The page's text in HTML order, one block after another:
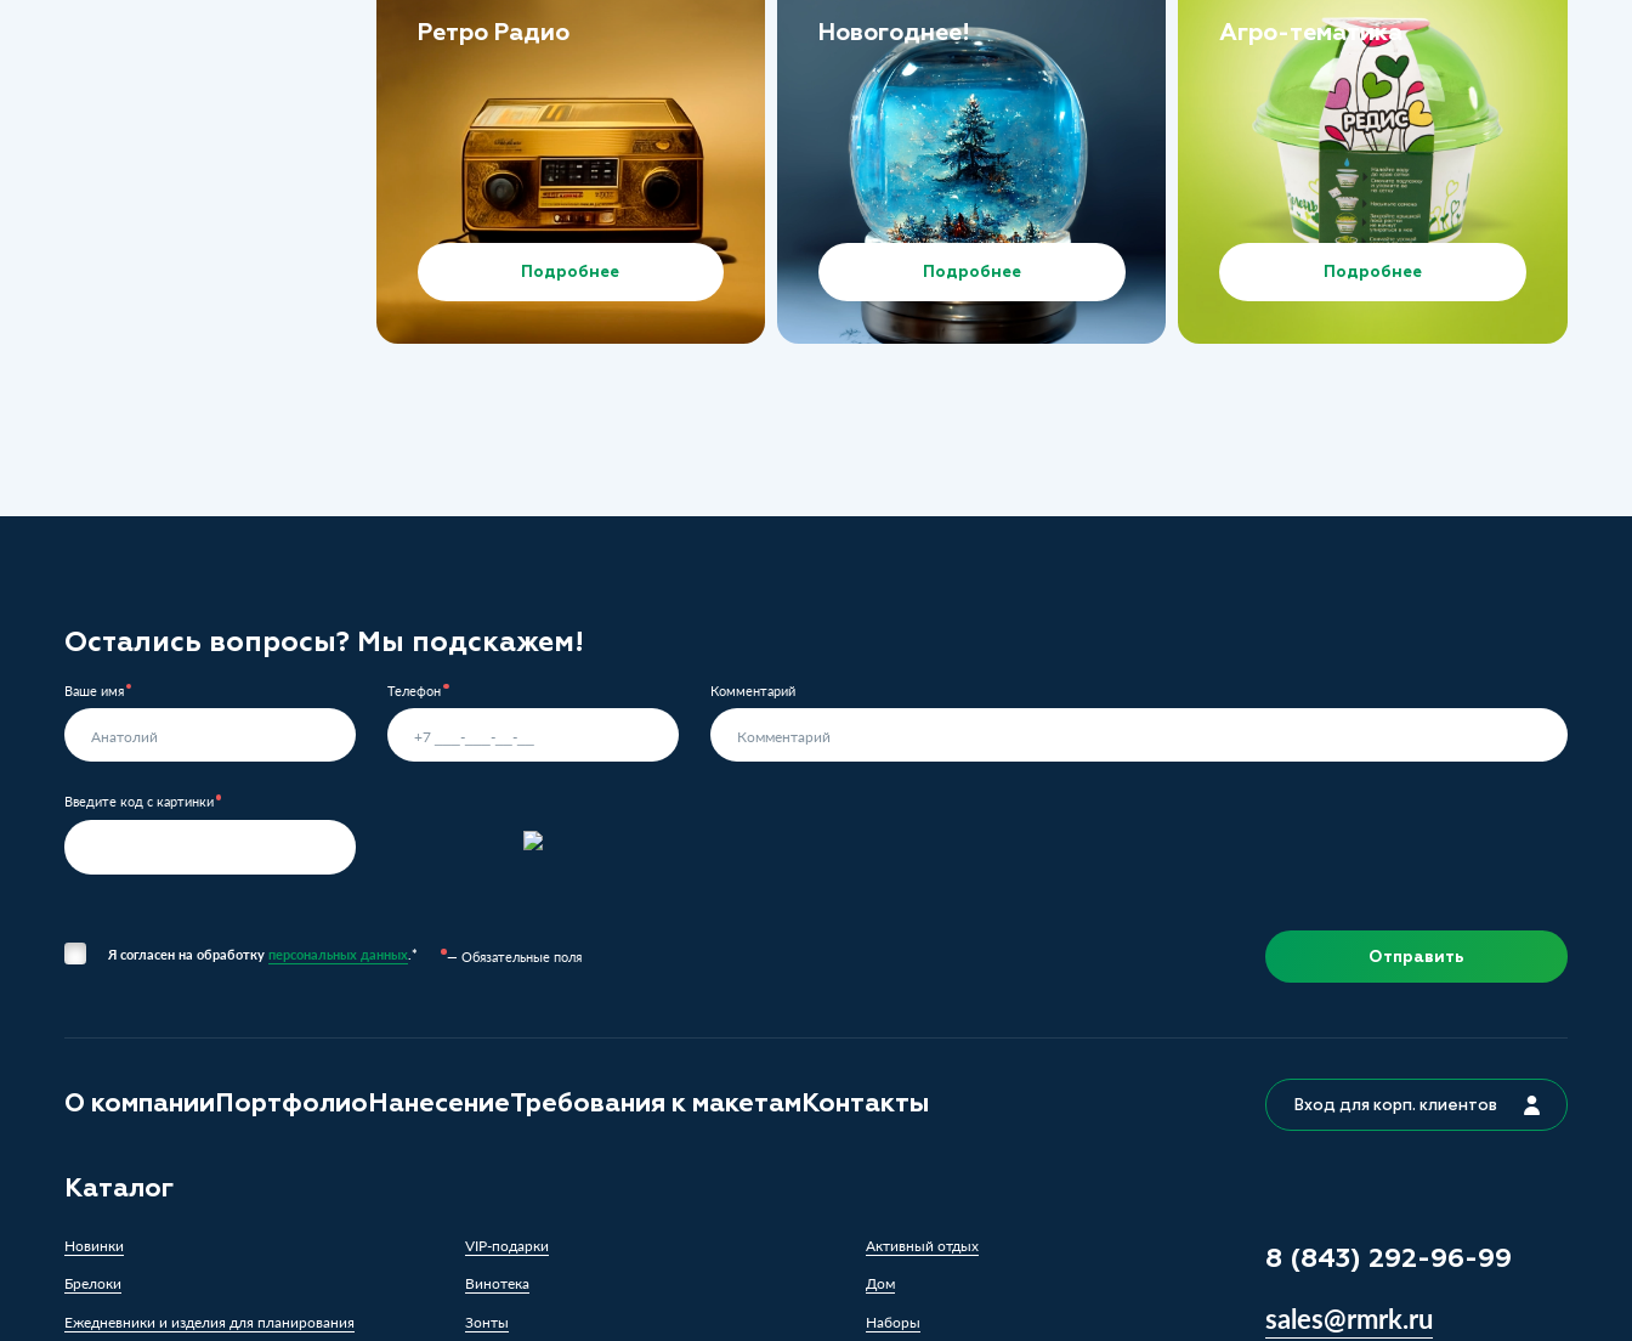
Ретро Радио
Подробнее
Новогоднее!
Подробнее
Агро-тематика
Подробнее
Остались вопросы? Мы подскажем!
Ваше имя Телефон Комментарий
Введите код с картинки
Я согласен на обработку персональных данных.* — Обязательные поля Отправить
О компанииПортфолиоНанесениеТребования к макетамКонтакты
Каталог
Новинки VIP-подарки
Активный отдых
Брелоки
Винотека
Дом
Ежедневники и изделия для планирования
Зонты Наборы
Вход для корп. клиентов
8 (843) 292-96-99
sales@rmrk.ru